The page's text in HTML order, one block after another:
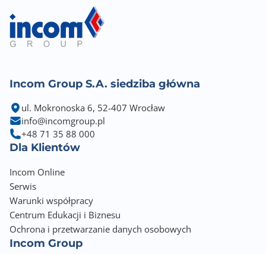
Incom Group S.A. siedziba główna
ul. Mokronoska 6, 52-407 Wrocław
info@incomgroup.pl
+48 71 35 88 000
Dla Klientów
Incom Online
Serwis
Warunki współpracy
Centrum Edukacji i Biznesu
Ochrona i przetwarzanie danych osobowych
Incom Group